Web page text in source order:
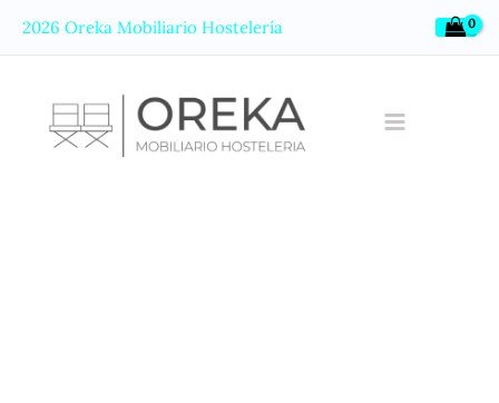
2026 Oreka Mobiliario Hostelería